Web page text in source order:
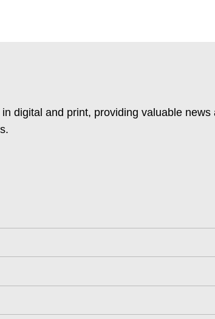
digital and print, providing valuable